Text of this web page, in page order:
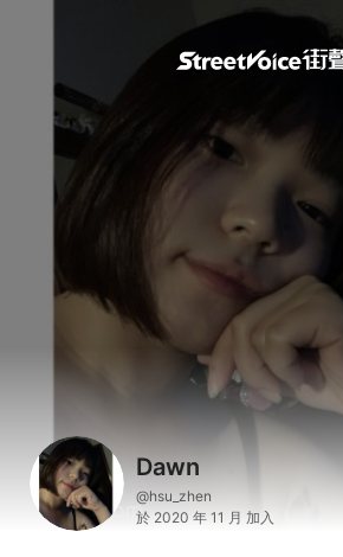
Dawn
@hsu_zhen
於 2020 年 11 月 加入